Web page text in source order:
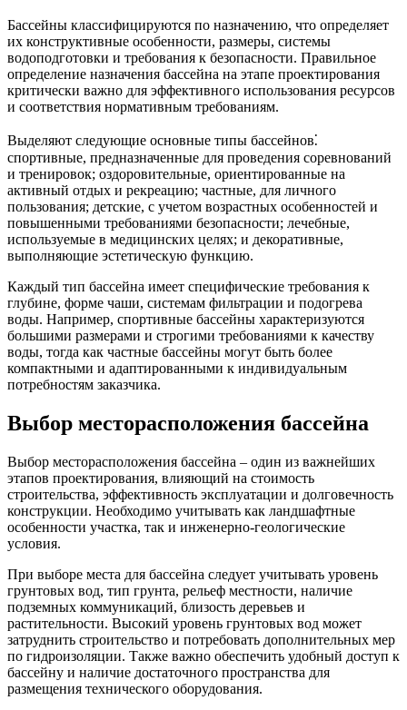
Бассейны классифицируются по назначению, что определяет
их конструктивные особенности, размеры, системы
водоподготовки и требования к безопасности. Правильное
определение назначения бассейна на этапе проектирования
критически важно для эффективного использования ресурсов
и соответствия нормативным требованиям.
Выделяют следующие основные типы бассейнов⁚
спортивные, предназначенные для проведения соревнований
и тренировок; оздоровительные, ориентированные на
активный отдых и рекреацию; частные, для личного
пользования; детские, с учетом возрастных особенностей и
повышенными требованиями безопасности; лечебные,
используемые в медицинских целях; и декоративные,
выполняющие эстетическую функцию.
Каждый тип бассейна имеет специфические требования к
глубине, форме чаши, системам фильтрации и подогрева
воды. Например, спортивные бассейны характеризуются
большими размерами и строгими требованиями к качеству
воды, тогда как частные бассейны могут быть более
компактными и адаптированными к индивидуальным
потребностям заказчика.
Выбор месторасположения бассейна
Выбор месторасположения бассейна – один из важнейших
этапов проектирования, влияющий на стоимость
строительства, эффективность эксплуатации и долговечность
конструкции. Необходимо учитывать как ландшафтные
особенности участка, так и инженерно-геологические
условия.
При выборе места для бассейна следует учитывать уровень
грунтовых вод, тип грунта, рельеф местности, наличие
подземных коммуникаций, близость деревьев и
растительности. Высокий уровень грунтовых вод может
затруднить строительство и потребовать дополнительных мер
по гидроизоляции. Также важно обеспечить удобный доступ к
бассейну и наличие достаточного пространства для
размещения технического оборудования.